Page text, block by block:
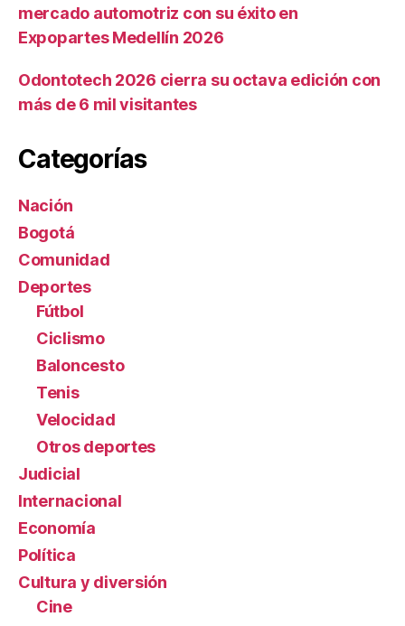
mercado automotriz con su éxito en
Expopartes Medellín 2026
Odontotech 2026 cierra su octava edición con
más de 6 mil visitantes
Categorías
Nación
Bogotá
Comunidad
Deportes
Fútbol
Ciclismo
Baloncesto
Tenis
Velocidad
Otros deportes
Judicial
Internacional
Economía
Política
Cultura y diversión
Cine